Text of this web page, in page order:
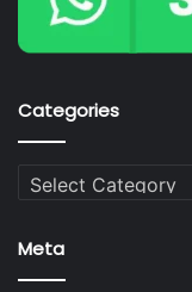
Categories
Categories
Meta